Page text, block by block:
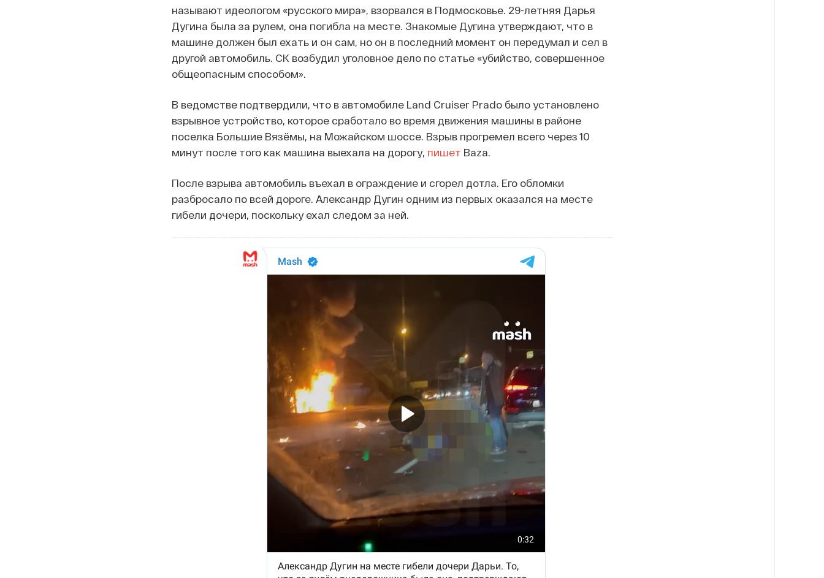
называют идеологом «русского мира», взорвался в Подмосковье. 29-летняя Дарья
Дугина была за рулем, она погибла на месте. Знакомые Дугина утверждают, что в
машине должен был ехать и он сам, но он в последний момент он передумал и сел в
другой автомобиль. СК возбудил уголовное дело по статье «убийство, совершенное
общеопасным способом».
В ведомстве подтвердили, что в автомобиле Land Cruiser Prado было установлено
взрывное устройство, которое сработало во время движения машины в районе
поселка Большие Вязёмы, на Можайском шоссе. Взрыв прогремел всего через 10
минут после того как машина выехала на дорогу, пишет Baza.
После взрыва автомобиль въехал в ограждение и сгорел дотла. Его обломки
разбросало по всей дороге. Александр Дугин одним из первых оказался на месте
гибели дочери, поскольку ехал следом за ней.